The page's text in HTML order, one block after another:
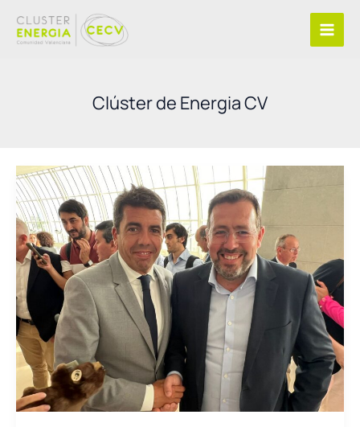
contenido
Clúster de Energia CV